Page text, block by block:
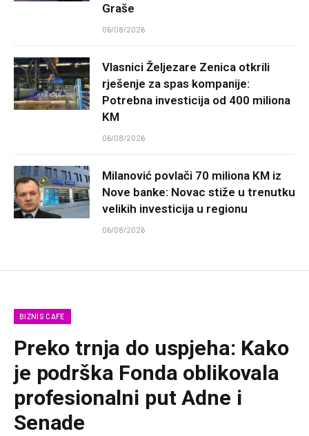
Graše
06/08/2026
Vlasnici Željezare Zenica otkrili
rješenje za spas kompanije:
Potrebna investicija od 400 miliona
KM
06/08/2026
Milanović povlači 70 miliona KM iz
Nove banke: Novac stiže u trenutku
velikih investicija u regionu
06/08/2026
BIZNIS CAFE
Preko trnja do uspjeha: Kako
je podrška Fonda oblikovala
profesionalni put Adne i
Senade